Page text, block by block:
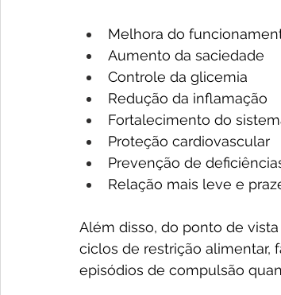
Melhora do
Aumento da saciedade
Controle da glicemia
Redução da inflamação
Fortalecimento do
Proteção cardiovascular
Prevenção de
Relação mais leve e
Além disso, do ponto de
ciclos de restrição alimentar,
episódios de compulsão